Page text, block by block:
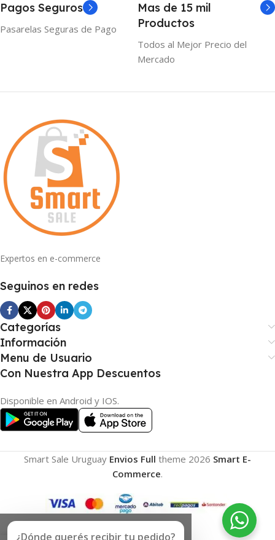
Pagos Seguros
Pasarelas Seguras de Pago
Mas de 15 mil
Productos
Todos al Mejor Precio del
Mercado
Expertos en e-commerce
Seguinos en redes
Categorías
Información
Menu de Usuario
Con Nuestra App Descuentos
Disponible en Android y IOS.
Smart Sale Uruguay Envios Full theme 2026 Smart E-
Commerce.
¿Dónde querés recibir tu pedido?